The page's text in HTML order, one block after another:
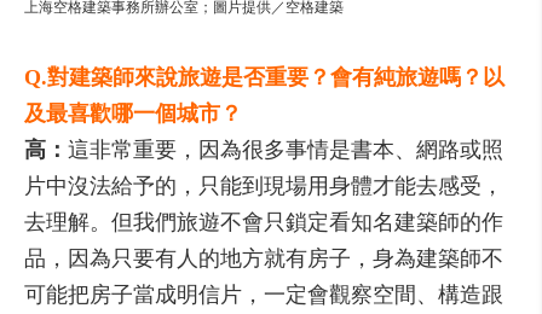
上海空格建築事務所辦公室；圖片提供／空格建築
Q.對建築師來說旅遊是否重要？會有純旅遊嗎？以
及最喜歡哪一個城市？
高： 這非常重要，因為很多事情是書本、網路或照
片中沒法給予的，只能到現場用身體才能去感受，
去理解。但我們旅遊不會只鎖定看知名建築師的作
品，因為只要有人的地方就有房子，身為建築師不
可能把房子當成明信片，一定會觀察空間、構造跟